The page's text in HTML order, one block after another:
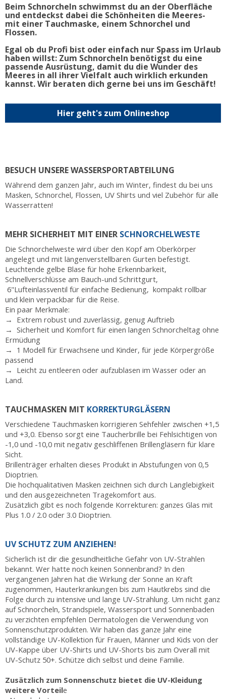
Beim Schnorcheln schwimmst du an der Oberfläche
und entdeckst dabei die Schönheiten die Meeres-
mit einer Tauchmaske, einem Schnorchel und
Flossen.
Egal ob du Profi bist oder einfach nur Spass im Urlaub
haben willst: Zum Schnorcheln benötigst du eine
passende Ausrüstung, damit du die Wunder des
Meeres in all ihrer Vielfalt auch wirklich erkunden
kannst. Wir beraten dich gerne bei uns im Geschäft!
Hier geht's zum Onlineshop
BESUCH UNSERE WASSERSPORTABTEILUNG
Während dem ganzen Jahr, auch im Winter, findest du bei uns
Masken, Schnorchel, Flossen, UV Shirts und viel Zubehör für alle
Wasserratten!
MEHR SICHERHEIT MIT EINER SCHNORCHELWESTE
Die Schnorchelweste wird über den Kopf am Oberkörper
angelegt und mit längenverstellbaren Gurten befestigt.
Leuchtende gelbe Blase für hohe Erkennbarkeit,
Schnellverschlüsse am Bauch-und Schrittgurt,
6"Lufteinlassventil für einfache Bedienung, kompakt rollbar
und klein verpackbar für die Reise.
Ein paar Merkmale:
→ Extrem robust und zuverlässig, genug Auftrieb
→ Sicherheit und Komfort für einen langen Schnorcheltag ohne
Ermüdung
→ 1 Modell für Erwachsene und Kinder, für jede Körpergröße
passend
→ Leicht zu entleeren oder aufzublasen im Wasser oder an
Land.
TAUCHMASKEN MIT KORREKTURGLÄSERN
Verschiedene Tauchmasken korrigieren Sehfehler zwischen +1,5
und +3,0. Ebenso sorgt eine Taucherbrille bei Fehlsichtigen von
-1,0 und -10,0 mit negativ geschliffenen Brillengläsern für klare
Sicht.
Brillenträger erhalten dieses Produkt in Abstufungen von 0,5
Dioptrien.
Die hochqualitativen Masken zeichnen sich durch Langlebigkeit
und den ausgezeichneten Tragekomfort aus.
Zusätzlich gibt es noch folgende Korrekturen: ganzes Glas mit
Plus 1.0 / 2.0 oder 3.0 Dioptrien.
UV SCHUTZ ZUM ANZIEHEN!
Sicherlich ist dir die gesundheitliche Gefahr von UV-Strahlen
bekannt. Wer hatte noch keinen Sonnenbrand? In den
vergangenen Jahren hat die Wirkung der Sonne an Kraft
zugenommen, Hauterkrankungen bis zum Hautkrebs sind die
Folge durch zu intensive und lange UV-Strahlung. Um nicht ganz
auf Schnorcheln, Strandspiele, Wassersport und Sonnenbaden
zu verzichten empfehlen Dermatologen die Verwendung von
Sonnenschutzprodukten. Wir haben das ganze Jahr eine
vollständige UV-Kollektion für Frauen, Männer und Kids von der
UV-Kappe über UV-Shirts und UV-Shorts bis zum Overall mit
UV-Schutz 50+. Schütze dich selbst und deine Familie.
Zusätzlich zum Sonnenschutz bietet die UV-Kleidung
weitere Vorteile